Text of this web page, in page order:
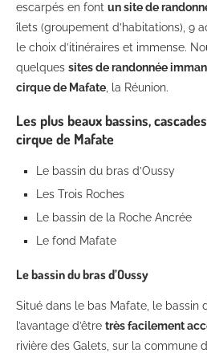
escarpés en font un site de
îlets (groupement d’habitations), 9
le choix d’itinéraires et immense.
quelques sites de randonnée
cirque de Mafate , la Réunion.
Les plus beaux bassins,
cirque de Mafate
Le bassin du bras d’Oussy
Les Trois Roches
Le bassin de la Roche Ancrée
Le fond Mafate
Le bassin du bras d’Oussy
Situé dans le bas Mafate, le bassin
l’avantage d’être très facilement
rivière des Galets, sur la commune